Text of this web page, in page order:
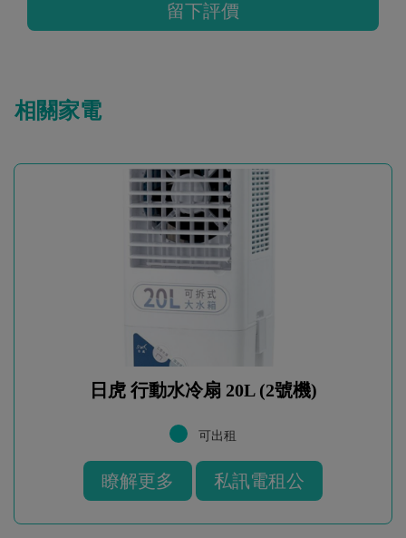
留下評價
相關家電
日虎 行動水冷扇 20L (2號機)
可出租
瞭解更多 私訊電租公